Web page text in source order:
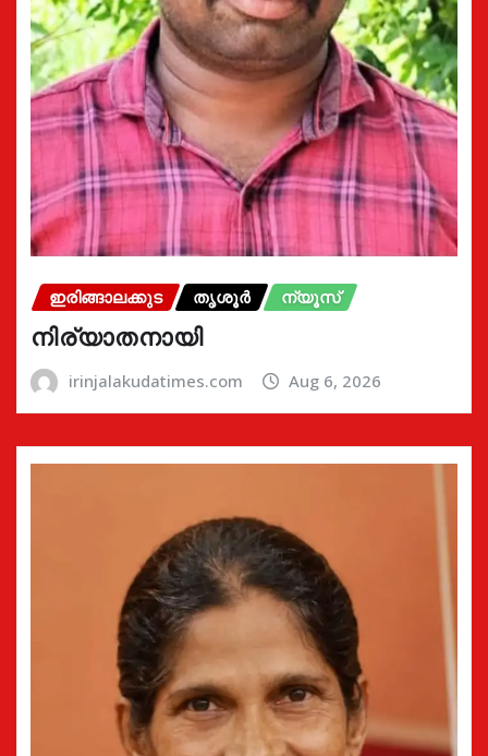
ഇരിങ്ങാലക്കുട തൃശൂർ ന്യൂസ്
നിര്യാതനായി
irinjalakudatimes.com Aug 6, 2026